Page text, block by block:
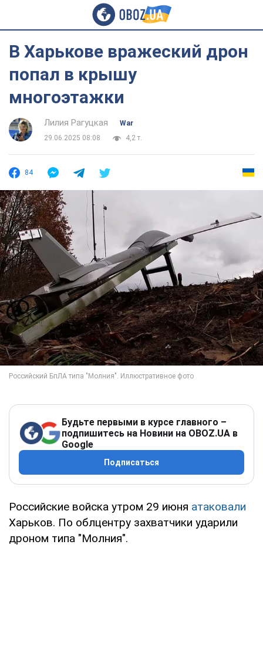
В Харькове вражеский дрон
попал в крышу
многоэтажки
Лилия Рагуцкая
War
29.06.2025 08:08
4,2 т.
84
Будьте первыми в курсе главного –
подпишитесь на Новини на OBOZ.UA в
Google
Подписаться
Российские войска утром 29 июня атаковали
Харьков. По облцентру захватчики ударили
дроном типа "Молния".